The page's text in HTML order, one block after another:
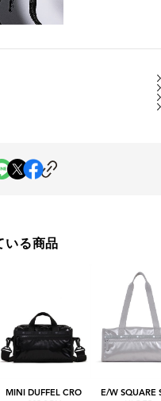
いる商品
MINI DUFFEL CRO
E/W SQUARE